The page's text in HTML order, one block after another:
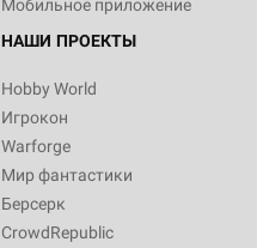
Мобильное приложение
НАШИ ПРОЕКТЫ
Hobby World
Игрокон
Warforge
Мир фантастики
Берсерк
CrowdRepublic